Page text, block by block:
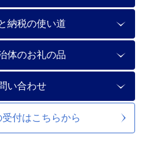
納税の使い道
体のお礼の品
い合わせ
付はこちらから